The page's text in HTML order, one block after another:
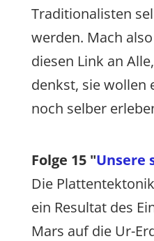
Traditionalisten
werden. Mach
diesen Link an
denkst, sie wollen
noch selber
Folge 15 "Unsere
Die
ein Resultat des
Mars auf die Ur-